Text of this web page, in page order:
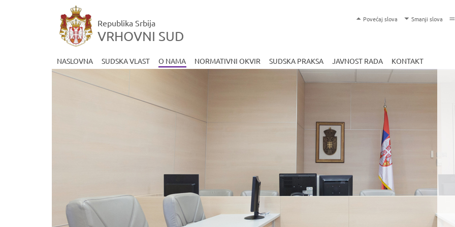
Republika Srbija
VRHOVNI SUD
T
S
z
Povećaj slova Smanji slova
NASLOVNA SUDSKA VLAST O NAMA NORMATIVNI OKVIR SUDSKA PRAKSA JAVNOST RADA KONTAKT